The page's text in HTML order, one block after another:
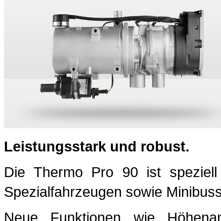
Leistungsstark und robust.
Die Thermo Pro 90 ist
Spezialfahrzeugen sowie
Neue Funktionen wie